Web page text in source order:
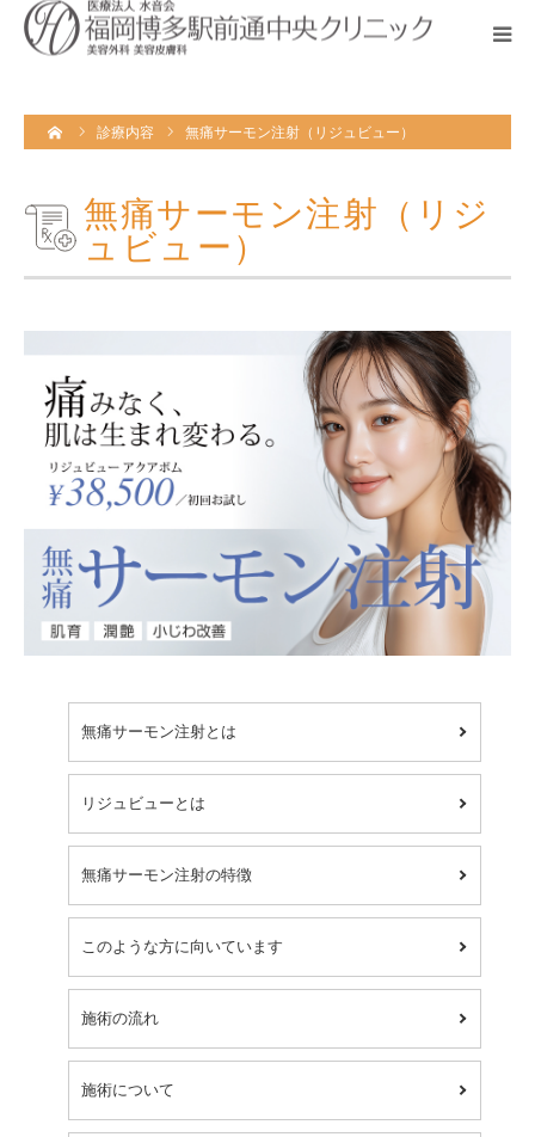
診療内容 無痛サーモン注射（リジュビュー）
無痛サーモン注射（リジ
ュビュー）
無痛サーモン注射とは
リジュビューとは
無痛サーモン注射の特徴
このような方に向いています
施術の流れ
施術について
料金案内
TEL.0120-163-771